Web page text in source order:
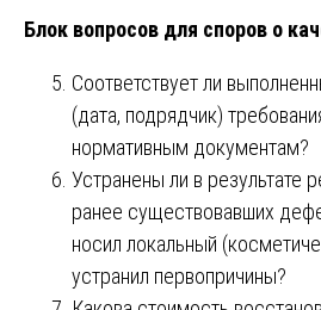
Блок вопросов для споров о
Соответствует ли
(дата, подрядчик)
нормативным документам?
Устранены ли в результате
ранее существовавших
носил локальный
устранил первопричины?